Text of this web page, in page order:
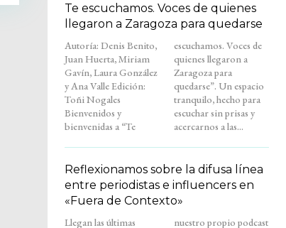
Te escuchamos. Voces de quienes
llegaron a Zaragoza para quedarse
Autoría: Denis Benito,
Juan Huerta, Miriam
Gavín, Laura González
y Ana Valle Edición:
Toñi Nogales
Bienvenidos y
bienvenidas a “Te
escuchamos. Voces de
quienes llegaron a
Zaragoza para
quedarse”. Un espacio
tranquilo, hecho para
escuchar sin prisas y
acercarnos a las...
Reflexionamos sobre la difusa línea
entre periodistas e influencers en
«Fuera de Contexto»
Llegan las últimas
nuestro propio podcast